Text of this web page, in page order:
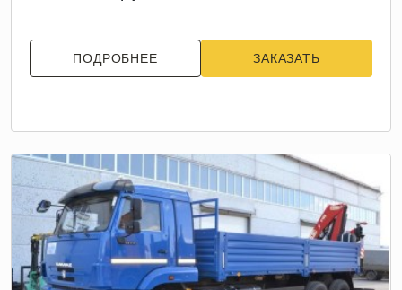
ПОДРОБНЕЕ ЗАКАЗАТЬ